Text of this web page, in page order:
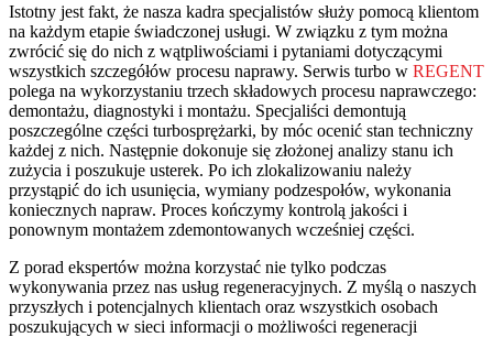
Istotny jest fakt, że nasza kadra specjalistów służy pomocą klientom
na każdym etapie świadczonej usługi. W związku z tym można
zwrócić się do nich z wątpliwościami i pytaniami dotyczącymi
wszystkich szczegółów procesu naprawy. Serwis turbo w REGENT
polega na wykorzystaniu trzech składowych procesu naprawczego:
demontażu, diagnostyki i montażu. Specjaliści demontują
poszczególne części turbosprężarki, by móc ocenić stan techniczny
każdej z nich. Następnie dokonuje się złożonej analizy stanu ich
zużycia i poszukuje usterek. Po ich zlokalizowaniu należy
przystąpić do ich usunięcia, wymiany podzespołów, wykonania
koniecznych napraw. Proces kończymy kontrolą jakości i
ponownym montażem zdemontowanych wcześniej części.
Z porad ekspertów można korzystać nie tylko podczas
wykonywania przez nas usług regeneracyjnych. Z myślą o naszych
przyszłych i potencjalnych klientach oraz wszystkich osobach
poszukujących w sieci informacji o możliwości regeneracji